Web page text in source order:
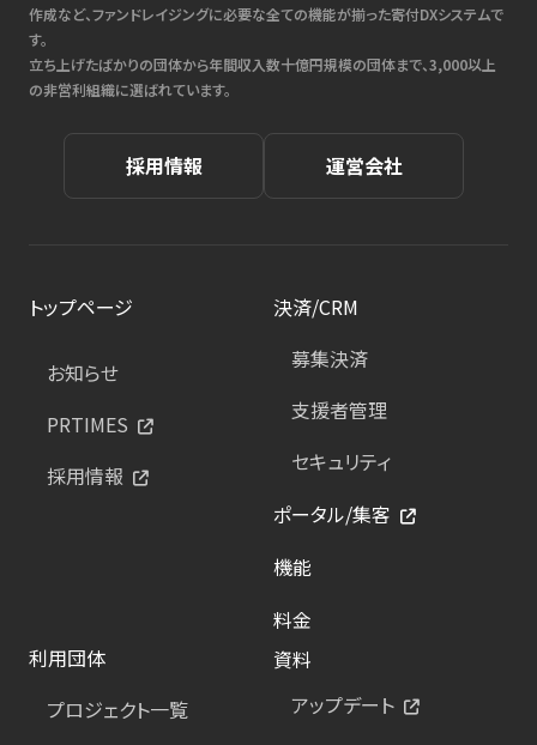
作成など、ファンドレイジングに必要な全ての機能が揃った寄付DXシステムで
す。
立ち上げたばかりの団体から年間収入数十億円規模の団体まで、3,000以上
の非営利組織に選ばれています。
採用情報 運営会社
トップページ
お知らせ
PRTIMES
採用情報
決済/CRM
募集決済
支援者管理
セキュリティ
ポータル/集客
機能
料金
利用団体
プロジェクト一覧
資料
アップデート